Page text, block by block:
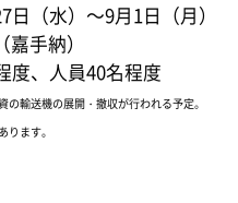
（水）～9月1日（月）
手納）
、人員40名程度
輸送機の展開・撤収が行われる予定。
ます。